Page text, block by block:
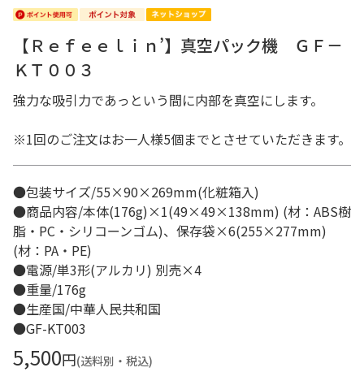
【Ｒｅｆｅｅｌｉｎ’】真空パック機 ＧＦ－
ＫＴ００３
強力な吸引力であっという間に内部を真空にします。
※1回のご注文はお一人様5個までとさせていただきます。
●包装サイズ/55×90×269mm(化粧箱入)
●商品内容/本体(176g)×1(49×49×138mm) (材：ABS樹
脂・PC・シリコーンゴム)、保存袋×6(255×277mm)
(材：PA・PE)
●電源/単3形(アルカリ) 別売×4
●重量/176g
●生産国/中華人民共和国
●GF-KT003
5,500円(送料別・税込)